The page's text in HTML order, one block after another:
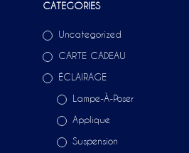
CATEGORIES
Uncategorized
CARTE CADEAU
ÉCLAIRAGE
Lampe-À-Poser
Applique
Suspension